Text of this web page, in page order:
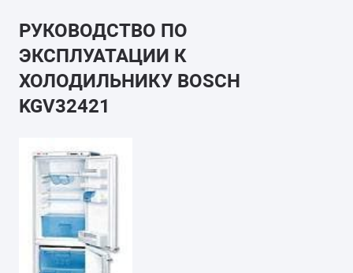
РУКОВОДСТВО ПО
ЭКСПЛУАТАЦИИ К
ХОЛОДИЛЬНИКУ BOSCH
KGV32421